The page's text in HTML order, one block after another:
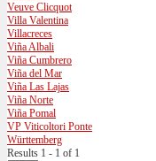
Veuve Clicquot
Villa Valentina
Villacreces
Viña Albali
Viña Cumbrero
Viña del Mar
Viña Las Lajas
Viña Norte
Viña Pomal
VP Viticoltori Ponte
Württemberg
Results 1 - 1 of 1